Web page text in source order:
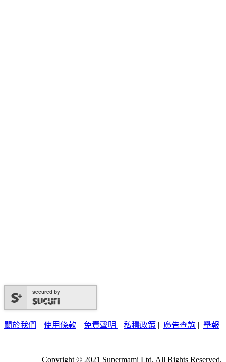
secured by
關於我們 | 使用條款 | 免責聲明 | 私穩政策 | 廣告查詢 | 舉報
Copyright © 2021 Supermami Ltd. All Rights Reserved.